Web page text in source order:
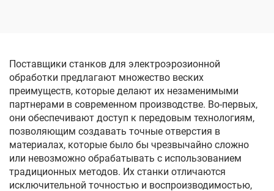
Поставщики станков для электроэрозионной
обработки предлагают множество веских
преимуществ, которые делают их незаменимыми
партнерами в современном производстве. Во-первых,
они обеспечивают доступ к передовым технологиям,
позволяющим создавать точные отверстия в
материалах, которые было бы чрезвычайно сложно
или невозможно обрабатывать с использованием
традиционных методов. Их станки отличаются
исключительной точностью и воспроизводимостью,